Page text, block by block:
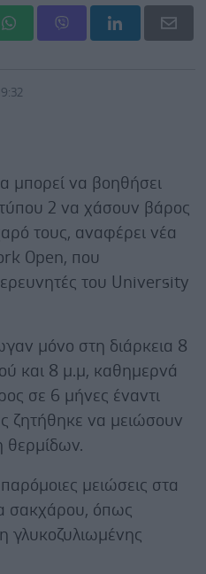
μπορεί να βοηθήσει
2 να χάσουν βάρος
τους, αναφέρει νέα
Open, που
του University
μόνο στη διάρκεια 8
και 8 μ.μ, καθημερνά
σε 6 μήνες έναντι
ζητήθηκε να μειώσουν
θερμίδων.
μειώσεις στα
σακχάρου, όπως
γλυκοζυλιωμένης